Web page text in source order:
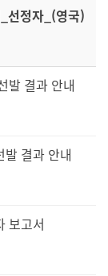
선정자_(영국)
발 결과 안내
결과 안내
보고서